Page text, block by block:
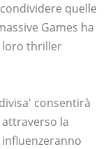
quelle
Games ha
loro thriller
consentirà
la